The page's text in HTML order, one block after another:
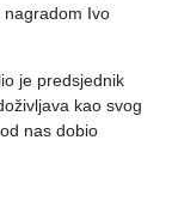
nagradom Ivo
je predsjednik
kao svog
nas dobio